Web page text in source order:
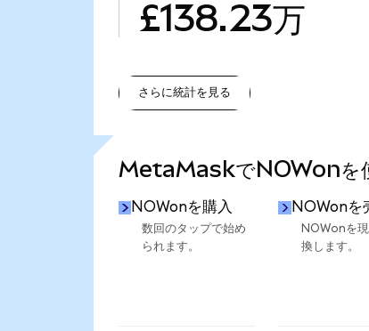
£138.23万
さらに統計を見る
MetaMaskでNOWonを
NOWonを購入
数回のタップで始め
られます。
NOWonを
NOWonを
換します。